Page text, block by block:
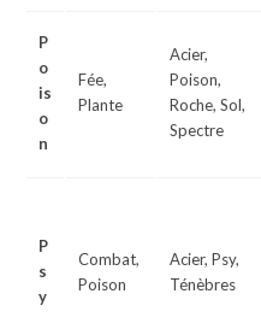
P
o
is
o
n
Fée,
Plante
Acier,
Poison,
Roche, Sol,
Spectre
P
s
y
Combat,
Poison
Acier, Psy,
Ténèbres